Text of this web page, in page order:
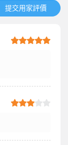
提交用家評價​